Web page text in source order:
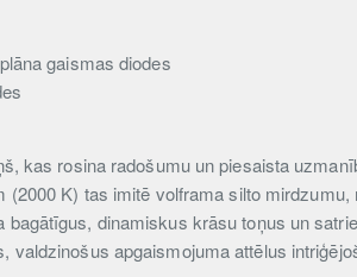
gaismas diodes
kas rosina radošumu un piesaista
K) tas imitē volframa silto mirdzumu,
dinamiskus krāsu toņus un
apgaismojuma attēlus